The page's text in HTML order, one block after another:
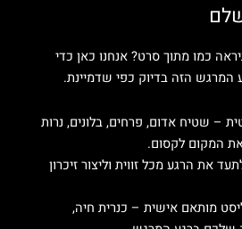
כמו מתוך סרט? אנחנו כאן כדי
המרגש הזה בדיוק כפי שדמיינת.
– שטיח אדום, פרחים, בלונים, נרות
את המקום לקסום.
את הרגע מכל זווית וליצור זיכרון
מותאם אישית – כנרית חיה,